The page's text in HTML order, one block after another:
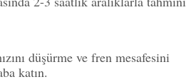
düşürme ve fren mesafesini
katın.